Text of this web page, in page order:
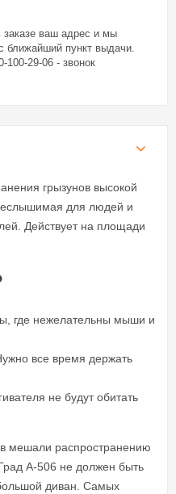
заказе ваш адрес и мы
ближайший пункт выдачи.
100-29-06 - звонок
грызунов высокой
для людей и
Действует на площади
где нежелательны мыши и
все время держать
не будут обитать
мешали распространению
А-506 не должен быть
диван. Самых